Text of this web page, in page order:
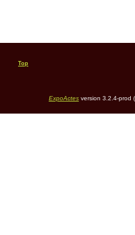
Top
ExpoActesversion 3.2.4-prod